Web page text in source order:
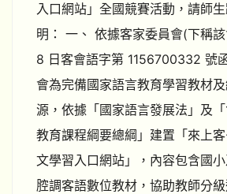
入口網站」全國競賽活動，請師
明： 一、 依據客家委員會(下稱
8 日客會語字第 1156700332 號
會為完備國家語言教育學習教材
源，依據「國家語言發展法」及
教育課程綱要總綱」建置「來上
文學習入口網站」，內容包含國
腔調客語數位教材，協助教師分